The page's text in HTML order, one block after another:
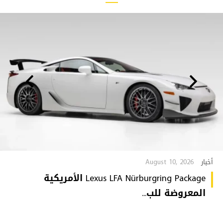
أخبار August 10, 2026
Lexus LFA Nürburgring Package الأمريكية
المعروضة للب...